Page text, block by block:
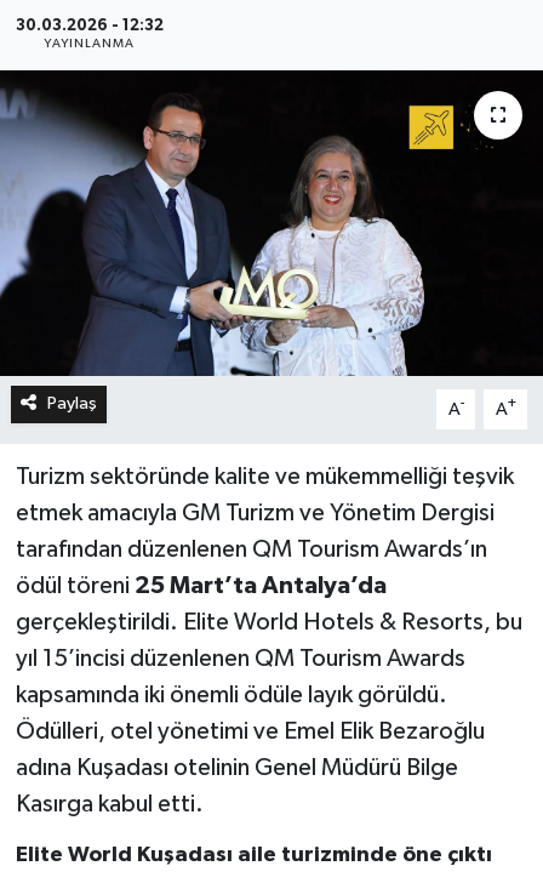
30.03.2026 - 12:32
YAYINLANMA
Paylaş A- A+
Turizm sektöründe kalite ve mükemmelliği teşvik
etmek amacıyla GM Turizm ve Yönetim Dergisi
tarafından düzenlenen QM Tourism Awards’ın
ödül töreni 25 Mart’ta Antalya’da
gerçekleştirildi. Elite World Hotels & Resorts, bu
yıl 15’incisi düzenlenen QM Tourism Awards
kapsamında iki önemli ödüle layık görüldü.
Ödülleri, otel yönetimi ve Emel Elik Bezaroğlu
adına Kuşadası otelinin Genel Müdürü Bilge
Kasırga kabul etti.
Elite World Kuşadası aile turizminde öne çıktı